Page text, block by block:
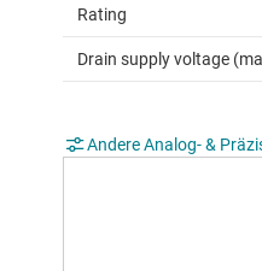
Rating
Drain supply voltage
Andere Analog- &